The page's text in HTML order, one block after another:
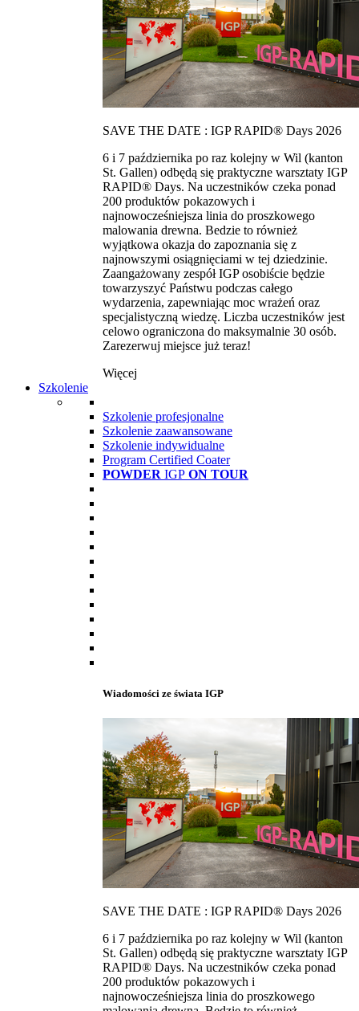
SAVE THE DATE : IGP RAPID® Days 2026
6 i 7 października po raz kolejny w Wil (kanton
St. Gallen) odbędą się praktyczne warsztaty IGP
RAPID® Days. Na uczestników czeka ponad
200 produktów pokazowych i
najnowocześniejsza linia do proszkowego
malowania drewna. Bedzie to również
wyjątkowa okazja do zapoznania się z
najnowszymi osiągnięciami w tej dziedzinie.
Zaangażowany zespół IGP osobiście będzie
towarzyszyć Państwu podczas całego
wydarzenia, zapewniając moc wrażeń oraz
specjalistyczną wiedzę. Liczba uczestników jest
celowo ograniczona do maksymalnie 30 osób.
Zarezerwuj miejsce już teraz!
Więcej
Szkolenie
Szkolenie profesjonalne
Szkolenie zaawansowane
Szkolenie indywidualne
Program Certified Coater
POWDER IGP ON TOUR
Wiadomości ze świata IGP
SAVE THE DATE : IGP RAPID® Days 2026
6 i 7 października po raz kolejny w Wil (kanton
St. Gallen) odbędą się praktyczne warsztaty IGP
RAPID® Days. Na uczestników czeka ponad
200 produktów pokazowych i
najnowocześniejsza linia do proszkowego